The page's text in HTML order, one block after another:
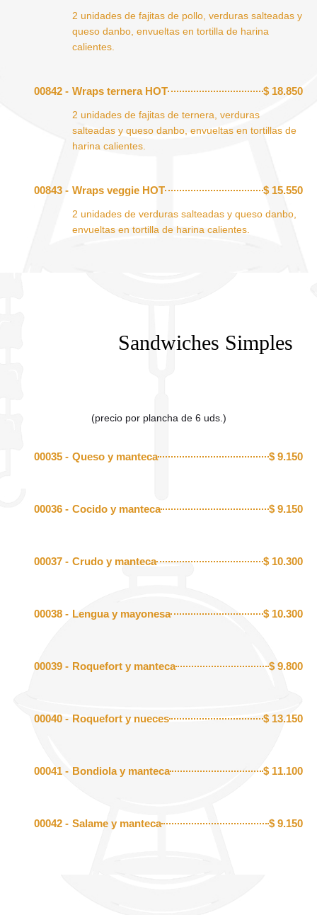
2 unidades de fajitas de pollo, verduras salteadas y
queso danbo, envueltas en tortilla de harina
calientes.
00842 - Wraps ternera HOT $18.850
2 unidades de fajitas de ternera, verduras
salteadas y queso danbo, envueltas en tortillas de
harina calientes.
00843 - Wraps veggie HOT $15.550
2 unidades de verduras salteadas y queso danbo,
envueltas en tortilla de harina calientes.
Sandwiches Simples
(precio por plancha de 6 uds.)
00035 - Queso y manteca $9.150
00036 - Cocido y manteca $9.150
00037 - Crudo y manteca $10.300
00038 - Lengua y mayonesa $10.300
00039 - Roquefort y manteca $9.800
00040 - Roquefort y nueces $13.150
00041 - Bondiola y manteca $11.100
00042 - Salame y manteca $9.150